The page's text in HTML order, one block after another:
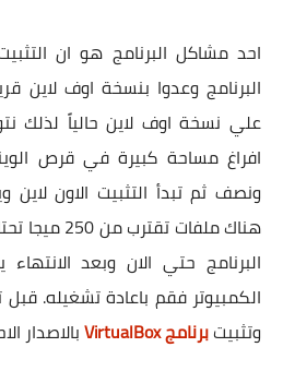
احد مشاكل البرنامج هو ان
البرنامج وعدوا بنسخة اوف لاين
علي نسخة اوف لاين حالياً لذلك
افراغ مساحة كبيرة في قرص
ونصف ثم تبدأ التثبيت الاون
هناك ملفات
البرنامج حتي الان وبعد
الكمبيوتر فقم باعادة تشغيله.
وتثبيتبرنامج VirtualBox بالاصدار